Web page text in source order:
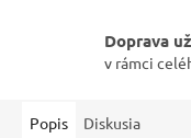
Doprava
v rámci
Popis Diskusia